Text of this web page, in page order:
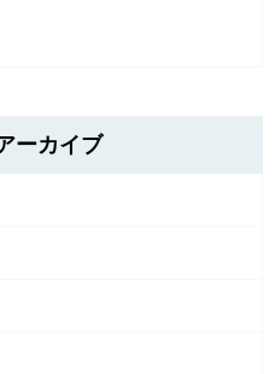
ーカイブ